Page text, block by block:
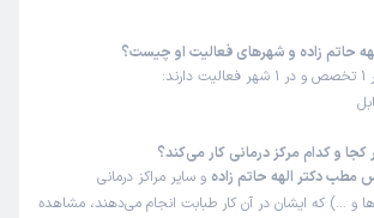
حاتم زاده و شهرهای فعالیت او چیست؟
کجا و کدام مرکز درمانی کار می‌کند؟
مطب دکتر الهه حاتم زاده و سایر مراکز درمانی
و …) که ایشان در آن کار طبابت انجام می‌دهند، مشاهده